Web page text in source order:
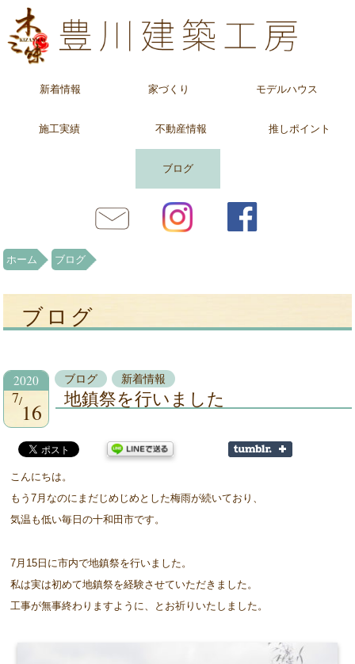
新着情報 家づくり モデルハウス
施工実績 不動産情報 推しポイント
ブログ
ホーム ブログ
ブログ
2020
7
16
ブログ 新着情報
地鎮祭を行いました
こんにちは。
もう7月なのにまだじめじめとした梅雨が続いており、
気温も低い毎日の十和田市です。
7月15日に市内で地鎮祭を行いました。
私は実は初めて地鎮祭を経験させていただきました。
工事が無事終わりますように、とお祈りいたしました。